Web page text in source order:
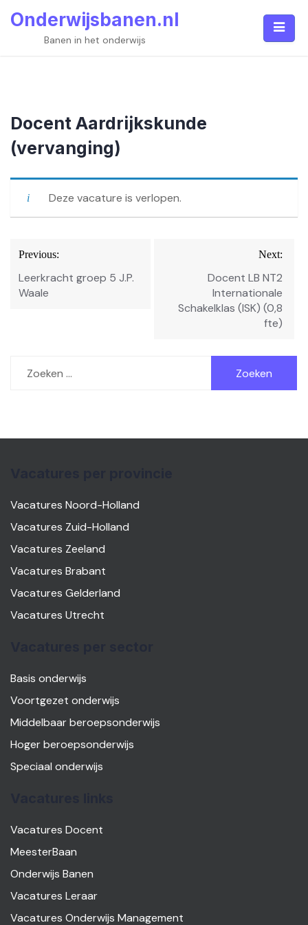
Onderwijsbanen.nl
Banen in het onderwijs
Docent Aardrijkskunde
(vervanging)
Deze vacature is verlopen.
Bericht
navigatie
Previous:
Leerkracht groep 5 J.P.
Waale
Next:
Docent LB NT2
Internationale
Schakelklas (ISK) (0,8
fte)
naar:
Vacatures Noord-Holland
Vacatures Zuid-Holland
Vacatures Zeeland
Vacatures Brabant
Vacatures Gelderland
Vacatures Utrecht
Basis onderwijs
Voortgezet onderwijs
Middelbaar beroepsonderwijs
Hoger beroepsonderwijs
Speciaal onderwijs
Vacatures Docent
MeesterBaan
Onderwijs Banen
Vacatures Leraar
Vacatures Onderwijs Management